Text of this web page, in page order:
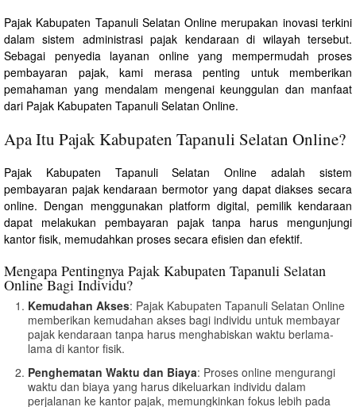
Pajak Kabupaten Tapanuli Selatan Online merupakan inovasi terkini
dalam sistem administrasi pajak kendaraan di wilayah tersebut.
Sebagai penyedia layanan online yang mempermudah proses
pembayaran pajak, kami merasa penting untuk memberikan
pemahaman yang mendalam mengenai keunggulan dan manfaat
dari Pajak Kabupaten Tapanuli Selatan Online.
Apa Itu Pajak Kabupaten Tapanuli Selatan Online?
Pajak Kabupaten Tapanuli Selatan Online adalah sistem
pembayaran pajak kendaraan bermotor yang dapat diakses secara
online. Dengan menggunakan platform digital, pemilik kendaraan
dapat melakukan pembayaran pajak tanpa harus mengunjungi
kantor fisik, memudahkan proses secara efisien dan efektif.
Mengapa Pentingnya Pajak Kabupaten Tapanuli Selatan
Online Bagi Individu?
Kemudahan Akses: Pajak Kabupaten Tapanuli Selatan Online
memberikan kemudahan akses bagi individu untuk membayar
pajak kendaraan tanpa harus menghabiskan waktu berlama-
lama di kantor fisik.
Penghematan Waktu dan Biaya: Proses online mengurangi
waktu dan biaya yang harus dikeluarkan individu dalam
perjalanan ke kantor pajak, memungkinkan fokus lebih pada